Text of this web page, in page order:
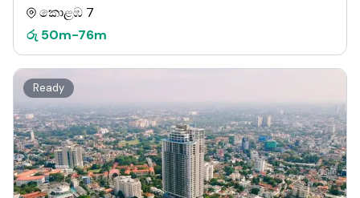
කොළඹ 7
රු 50m-76m
Ready